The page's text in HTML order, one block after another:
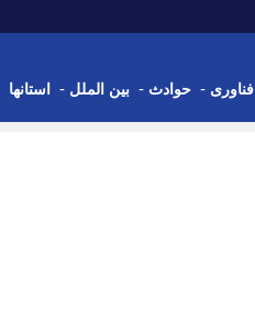
فناوری - حوادث - بین الملل - استانها